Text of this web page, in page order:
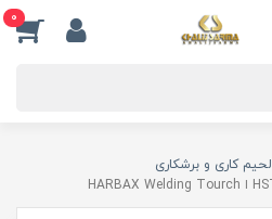
0
لحیم کاری و برشکاری